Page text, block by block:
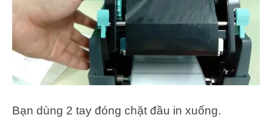
Bạn dùng 2 tay đóng chặt đầu in xuống.